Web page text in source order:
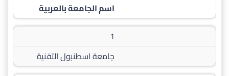
اسم الجامعة بالعربية
1
جامعة اسطنبول التقنية